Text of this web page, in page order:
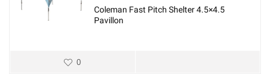
Coleman Fast Pitch Shelter 4.5×4.5
Pavillon
0